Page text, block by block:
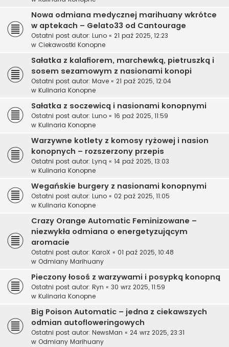
Nowa odmiana medycznej marihuany wkrótce
w aptekach – Gelato33 od Cantourage
Ostatni post autor: Luno « 21 paź 2025, 12:23
w Ciekawostki Konopne
Sałatka z kalafiorem, marchewką, pietruszką i
sosem sezamowym z nasionami konopi
Ostatni post autor: Mave « 21 paź 2025, 12:04
w Kulinaria Konopne
Sałatka z soczewicą i nasionami konopnymi
Ostatni post autor: Luno « 16 paź 2025, 11:59
w Kulinaria Konopne
Warzywne kotlety z komosy ryżowej i nasion
konopnych – rozszerzony przepis
Ostatni post autor: Lynq « 14 paź 2025, 13:03
w Kulinaria Konopne
Wegańskie burgery z nasionami konopnymi
Ostatni post autor: Luno « 02 paź 2025, 11:05
w Kulinaria Konopne
Crazy Orange Automatic Feminizowane –
niezwykła odmiana o energetyzującym
aromacie
Ostatni post autor: KaroX « 01 paź 2025, 10:48
w Odmiany Marihuany
Pieczony łosoś z warzywami i posypką konopną
Ostatni post autor: Ryn « 30 wrz 2025, 11:59
w Kulinaria Konopne
Big Poison Automatic – jedna z ciekawszych
odmian autofloweringowych
Ostatni post autor: NewsMan « 24 wrz 2025, 23:31
w Odmiany Marihuany